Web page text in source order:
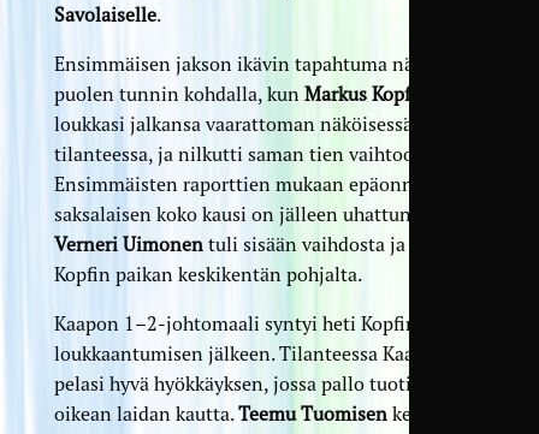
Savolaiselle.
Ensimmäisen jakson ikävin tapahtuma nähtiin
puolen tunnin kohdalla, kun Markus Kopf
loukkasi jalkansa vaarattoman näköisessä
tilanteessa, ja nilkutti saman tien vaihtoon.
Ensimmäisten raporttien mukaan epäonnisen
saksalaisen koko kausi on jälleen uhattuna.
Verneri Uimonentuli sisään vaihdosta ja otti
Kopfin paikan keskikentän pohjalta.
Kaapon 1–2-johtomaali syntyi heti Kopfin
loukkaantumisen jälkeen. Tilanteessa KaaPo
pelasi hyvä hyökkäyksen, jossa pallo tuotiin ylös
oikean laidan kautta.Teemu Tuomisen keskitys